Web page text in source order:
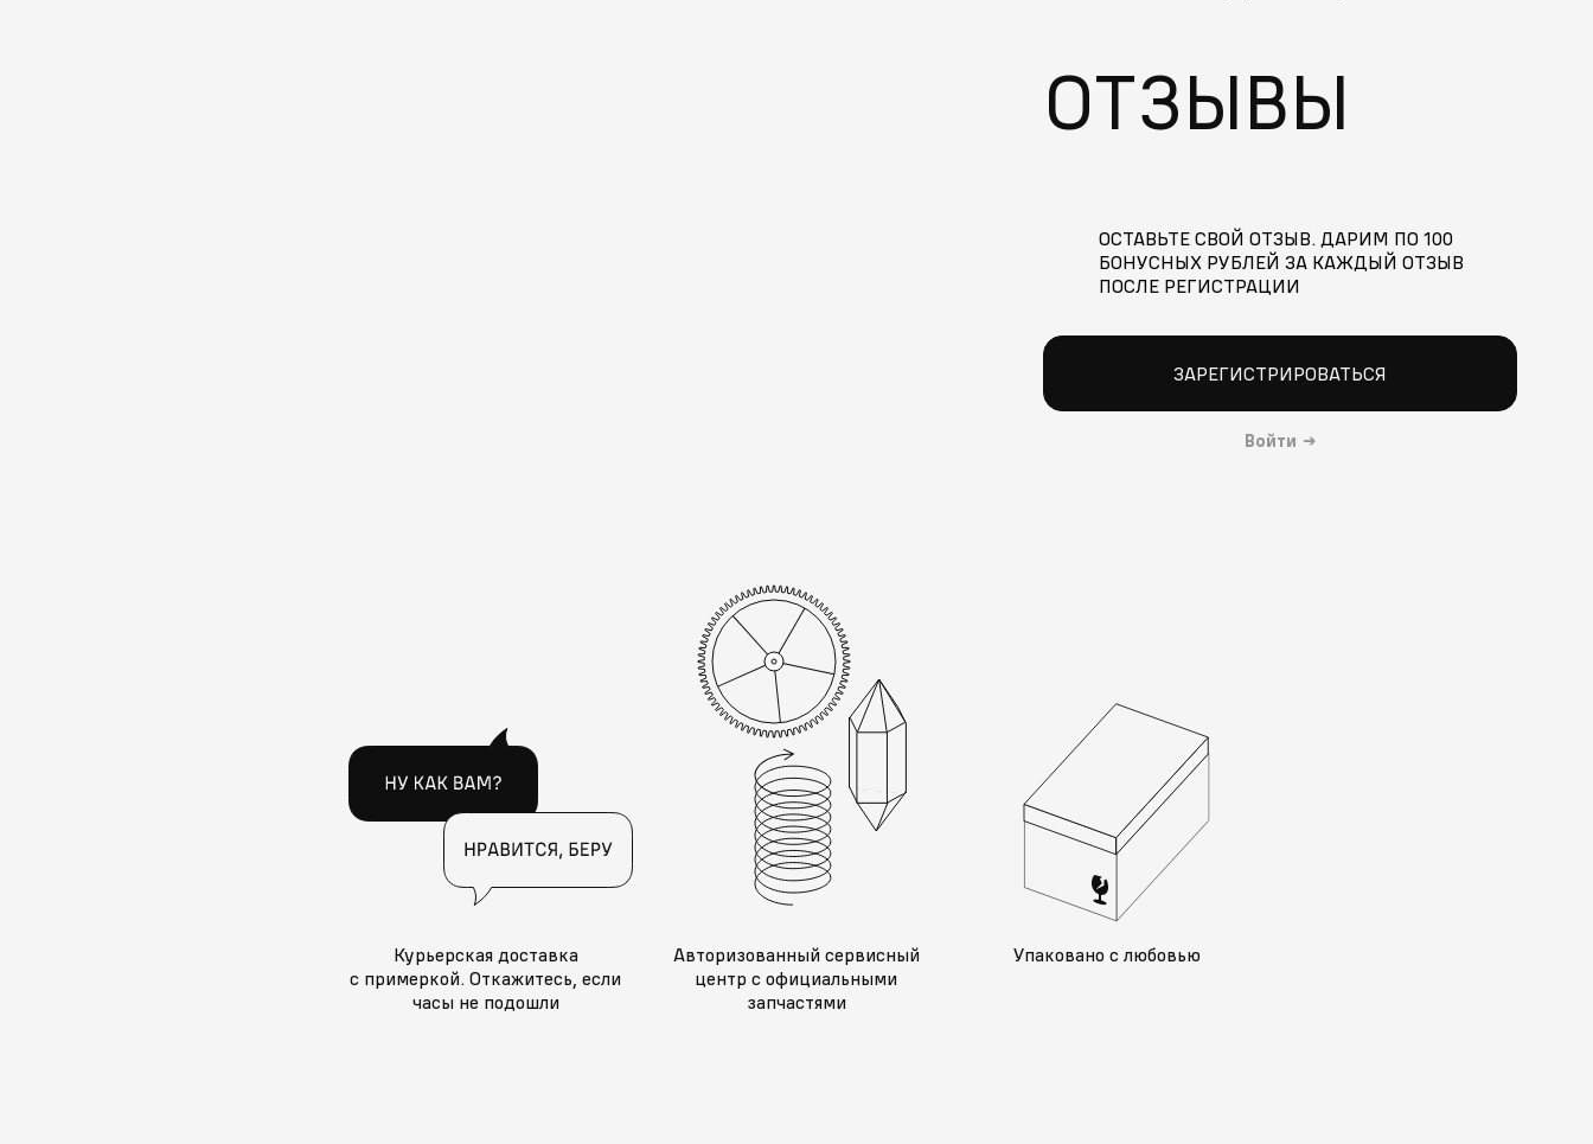
ОТЗЫВЫ
ОСТАВЬТЕ СВОЙ ОТЗЫВ. ДАРИМ ПО 100
БОНУСНЫХ РУБЛЕЙ ЗА КАЖДЫЙ ОТЗЫВ
ПОСЛЕ РЕГИСТРАЦИИ
ЗАРЕГИСТРИРОВАТЬСЯ
Войти →
Курьерская доставка
с примеркой. Откажитесь, если
часы не подошли
Авторизованный сервисный
центр с официальными
запчастями
Упаковано с любовью